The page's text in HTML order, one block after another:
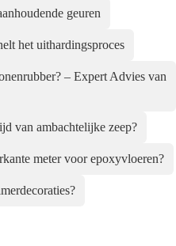
geuren
het uithardingsproces
– Expert Advies van
van ambachtelijke zeep?
meter voor epoxyvloeren?